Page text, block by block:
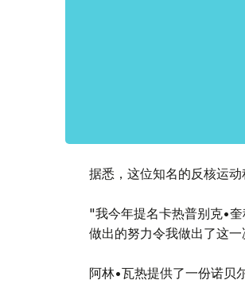
据悉，这位知名的反核运
"我今年提名卡热普别克•
做出的努力令我做出了这一
阿林•瓦热提供了一份诺贝